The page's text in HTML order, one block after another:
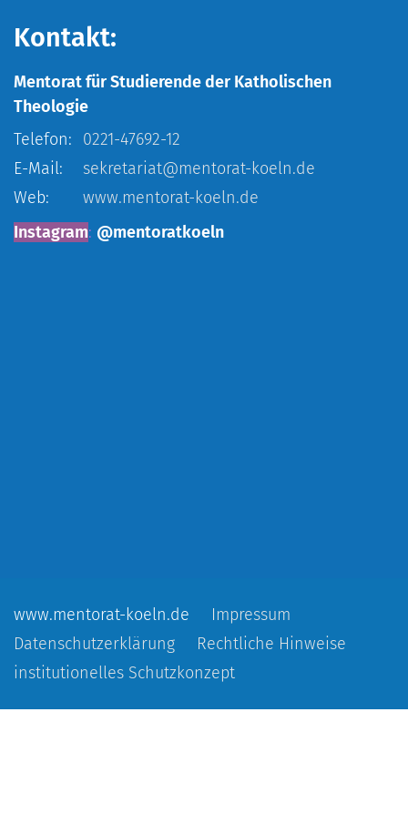
Kontakt:
Mentorat für Studierende der Katholischen
Theologie
Telefon:
0221-47692-12
E-Mail:
sekretariat@mentorat-koeln.de
Web:
www.mentorat-koeln.de
Instagram: @mentoratkoeln
www.mentorat-koeln.de
Impressum
Datenschutzerklärung
Rechtliche Hinweise
institutionelles Schutzkonzept